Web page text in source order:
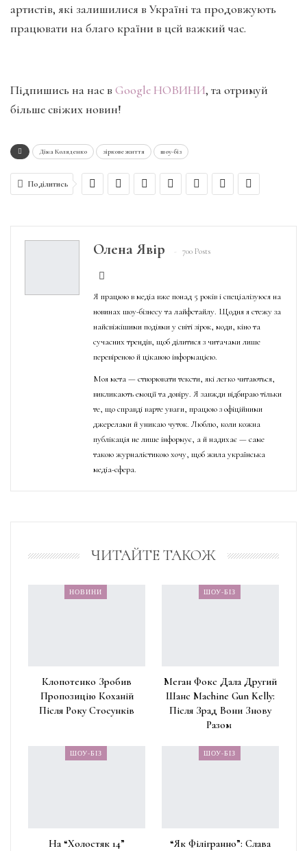
артистів, які залишилися в Україні та продовжують
працювати на благо країни в цей важкий час.
Підпишись на нас в Google НОВИНИ, та отримуй
більше свіжих новин!
Діма Коляденко зіркове життя шоу-біз
Поділитись
Олена Явір 700 Posts
Я працюю в медіа вже понад 5 років і спеціалізуюся на
новинах шоу-бізнесу та лайфстайлу. Щодня я стежу за
найсвіжішими подіями у світі зірок, моди, кіно та
сучасних трендів, щоб ділитися з читачами лише
перевіреною й цікавою інформацією.
Моя мета — створювати тексти, які легко читаються,
викликають емоції та довіру. Я завжди відбираю тільки
те, що справді варте уваги, працюю з офіційними
джерелами й уникаю чуток. Люблю, коли кожна
публікація не лише інформує, а й надихає — саме
такою журналістикою хочу, щоб жила українська
медіа-сфера.
ЧИТАЙТЕ ТАКОЖ
НОВИНИ
Клопотенко Зробив
Пропозицію Коханій
Після Року Стосунків
ШОУ-БІЗ
Меган Фокс Дала Другий
Шанс Machine Gun Kelly:
Після Зрад Вони Знову
Разом
ШОУ-БІЗ
На “Холостяк 14”
ШОУ-БІЗ
“Як Філігранно”: Слава